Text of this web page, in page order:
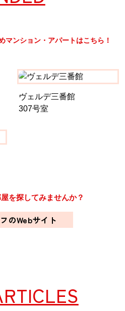
マンション・アパートはこちら！
ヴェルデ三番館
307号室
を探してみませんか？
のWebサイト